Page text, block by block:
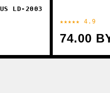
LD-2003
★★★★★ 4.9
74.00